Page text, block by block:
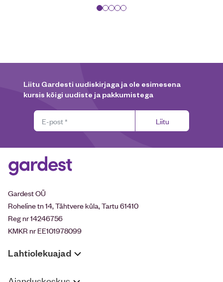
Liitu Gardesti uudiskirjaga ja ole esimesena
kursis kõigi uudiste ja pakkumistega
Liitu
Gardest OÜ
Roheline tn 14, Tähtvere küla, Tartu 61410
Reg nr 14246756
KMKR nr EE101978099
Lahtiolekuajad